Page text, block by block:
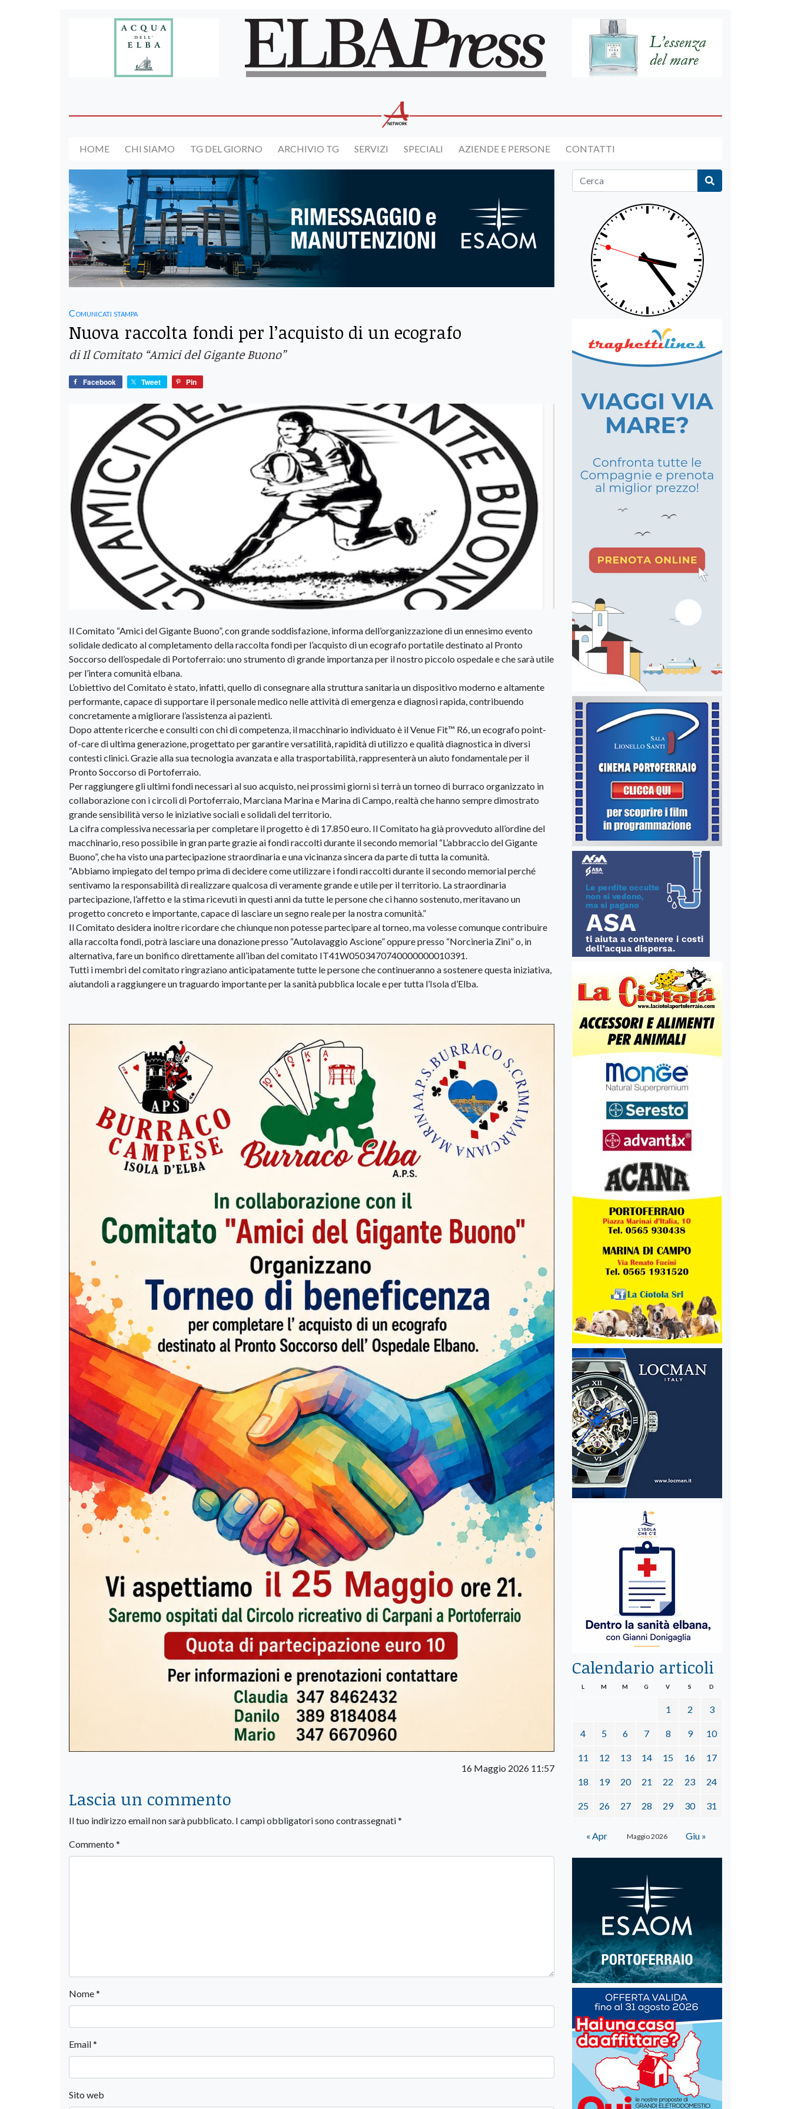
HOME CHI SIAMO TG DEL GIORNO ARCHIVIO TG SERVIZI SPECIALI AZIENDE E PERSONE CONTATTI
Comunicati stampa
Nuova raccolta fondi per l’acquisto di un ecografo
di Il Comitato “Amici del Gigante Buono”
Facebook Tweet Pin
Il Comitato “Amici del Gigante Buono”, con grande soddisfazione, informa dell’organizzazione di un ennesimo evento
solidale dedicato al completamento della raccolta fondi per l’acquisto di un ecografo portatile destinato al Pronto
Soccorso dell’ospedale di Portoferraio: uno strumento di grande importanza per il nostro piccolo ospedale e che sarà utile
per l’intera comunità elbana.
L’obiettivo del Comitato è stato, infatti, quello di consegnare alla struttura sanitaria un dispositivo moderno e altamente
performante, capace di supportare il personale medico nelle attività di emergenza e diagnosi rapida, contribuendo
concretamente a migliorare l’assistenza ai pazienti.
Dopo attente ricerche e consulti con chi di competenza, il macchinario individuato è il Venue Fit™️ R6, un ecografo point-
of-care di ultima generazione, progettato per garantire versatilità, rapidità di utilizzo e qualità diagnostica in diversi
contesti clinici. Grazie alla sua tecnologia avanzata e alla trasportabilità, rappresenterà un aiuto fondamentale per il
Pronto Soccorso di Portoferraio.
Per raggiungere gli ultimi fondi necessari al suo acquisto, nei prossimi giorni si terrà un torneo di burraco organizzato in
collaborazione con i circoli di Portoferraio, Marciana Marina e Marina di Campo, realtà che hanno sempre dimostrato
grande sensibilità verso le iniziative sociali e solidali del territorio.
La cifra complessiva necessaria per completare il progetto è di 17.850 euro. Il Comitato ha già provveduto all’ordine del
macchinario, reso possibile in gran parte grazie ai fondi raccolti durante il secondo memorial “L’abbraccio del Gigante
Buono”, che ha visto una partecipazione straordinaria e una vicinanza sincera da parte di tutta la comunità.
“Abbiamo impiegato del tempo prima di decidere come utilizzare i fondi raccolti durante il secondo memorial perché
sentivamo la responsabilità di realizzare qualcosa di veramente grande e utile per il territorio. La straordinaria
partecipazione, l’affetto e la stima ricevuti in questi anni da tutte le persone che ci hanno sostenuto, meritavano un
progetto concreto e importante, capace di lasciare un segno reale per la nostra comunità.”
Il Comitato desidera inoltre ricordare che chiunque non potesse partecipare al torneo, ma volesse comunque contribuire
alla raccolta fondi, potrà lasciare una donazione presso “Autolavaggio Ascione” oppure presso “Norcineria Zini” o, in
alternativa, fare un bonifico direttamente all’iban del comitato IT41W0503470740000000010391.
Tutti i membri del comitato ringraziano anticipatamente tutte le persone che continueranno a sostenere questa iniziativa,
aiutandoli a raggiungere un traguardo importante per la sanità pubblica locale e per tutta l’Isola d’Elba.
16 Maggio 2026 11:57
Lascia un commento
Il tuo indirizzo email non sarà pubblicato. I campi obbligatori sono contrassegnati*
Commento *
Nome*
Email*
Sito web
Calendario articoli
Maggio 2026
L M M G V S D
1 2 3
4 5 6 7 8 9 10
11 12 13 14 15 16 17
18 19 20 21 22 23 24
25 26 27 28 29 30 31
« Apr Giu »